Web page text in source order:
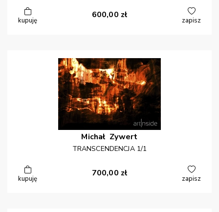
kupuję
600,00 zł
zapisz
Michał Zywert
TRANSCENDENCJA 1/1
kupuję
700,00 zł
zapisz